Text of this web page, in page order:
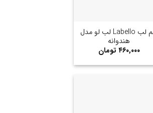
بالم لب Labello لب لو مدل
هندوانه
۴۶۰,۰۰۰ تومان